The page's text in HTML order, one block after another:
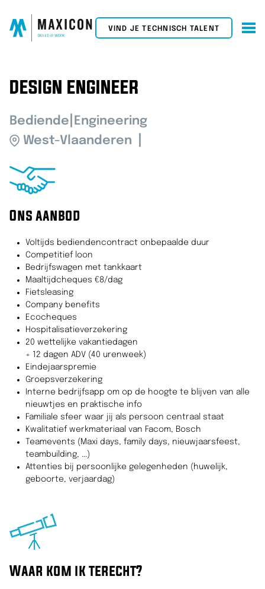
VIND JE TECHNISCH TALENT
DESIGN ENGINEER
Bediende Engineering
West-Vlaanderen
Ons aanbod
Voltijds bediendencontract onbepaalde duur
Competitief loon
Bedrijfswagen met tankkaart
Maaltijdcheques €8/dag
Fietsleasing
Company benefits
Ecocheques
Hospitalisatieverzekering
20 wettelijke vakantiedagen
+ 12 dagen ADV (40 urenweek)
Eindejaarspremie
Groepsverzekering
Interne bedrijfsapp om op de hoogte te blijven van alle
nieuwtjes en praktische info
Familiale sfeer waar jij als persoon centraal staat
Kwalitatief werkmateriaal van Facom, Bosch
Teamevents (Maxi days, family days, nieuwjaarsfeest,
teambuilding, ...)
Attenties bij persoonlijke gelegenheden (huwelijk,
geboorte, verjaardag)
Waar kom ik terecht?